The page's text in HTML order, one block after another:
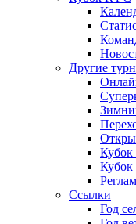
Другие
Кубок
Ссылки
Год